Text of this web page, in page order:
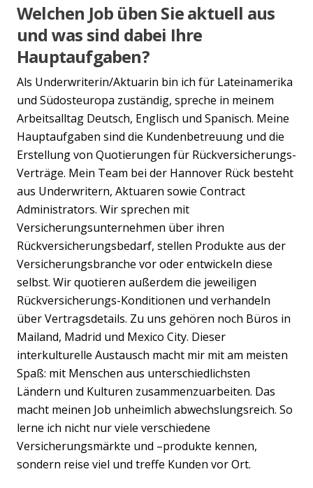
Welchen Job üben Sie aktuell aus
und was sind dabei Ihre
Hauptaufgaben?
Als Underwriterin/Aktuarin bin ich für Lateinamerika
und Südosteuropa zuständig, spreche in meinem
Arbeitsalltag Deutsch, Englisch und Spanisch. Meine
Hauptaufgaben sind die Kundenbetreuung und die
Erstellung von Quotierungen für Rückversicherungs-
Verträge. Mein Team bei der Hannover Rück besteht
aus Underwritern, Aktuaren sowie Contract
Administrators. Wir sprechen mit
Versicherungsunternehmen über ihren
Rückversicherungsbedarf, stellen Produkte aus der
Versicherungsbranche vor oder entwickeln diese
selbst. Wir quotieren außerdem die jeweiligen
Rückversicherungs-Konditionen und verhandeln
über Vertragsdetails. Zu uns gehören noch Büros in
Mailand, Madrid und Mexico City. Dieser
interkulturelle Austausch macht mir mit am meisten
Spaß: mit Menschen aus unterschiedlichsten
Ländern und Kulturen zusammenzuarbeiten. Das
macht meinen Job unheimlich abwechslungsreich. So
lerne ich nicht nur viele verschiedene
Versicherungsmärkte und –produkte kennen,
sondern reise viel und treffe Kunden vor Ort.